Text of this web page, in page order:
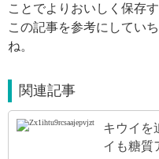
ことでよりおいしく保存
この記事を参考にしてい
ね。
関連記事
キウイを
イも糖質